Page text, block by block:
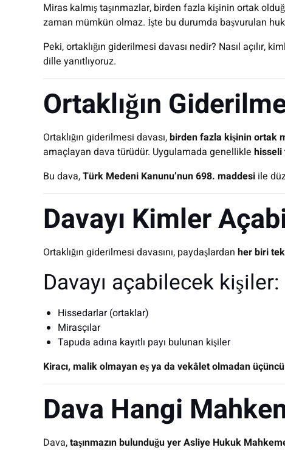
Miras kalmış taşınmazlar, birden fazla kişinin ortak
zaman mümkün olmaz. İşte bu durumda başvurulan
Peki, ortaklığın giderilmesi davası nedir? Nasıl açılır,
dille yanıtlıyoruz.
Ortaklığın
Ortaklığın giderilmesi davası,birden fazla kişinin ortak
amaçlayan dava türüdür. Uygulamada genellikle hisseli
Bu dava,Türk Medeni Kanunu’nun 698. maddesi ile
Davayı Kimler
Ortaklığın giderilmesi davasını, paydaşlardan her biri
Davayı açabilecek kişiler:
Hissedarlar (ortaklar)
Mirasçılar
Tapuda adına kayıtlı payı bulunan kişiler
Kiracı, malik olmayan eş ya da vekâlet olmadan
Dava Hangi
Dava,taşınmazın bulunduğu yer Asliye Hukuk